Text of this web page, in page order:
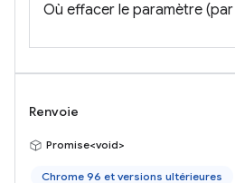
Où effacer le paramètre
Renvoie
Promise<void>
Chrome 96 et versions ultérieures